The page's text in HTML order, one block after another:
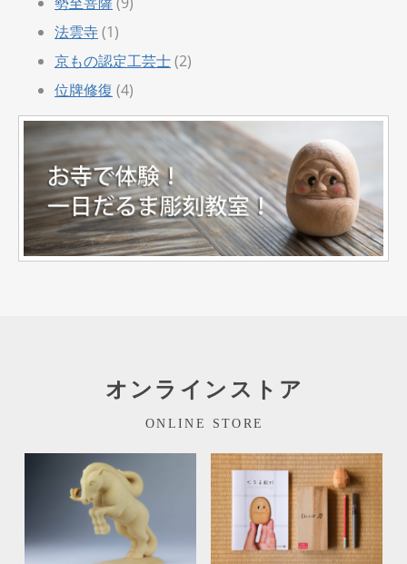
法雲寺(1)
京もの認定工芸士(2)
位牌修復 (4)
オンラインストア
ONLINE STORE